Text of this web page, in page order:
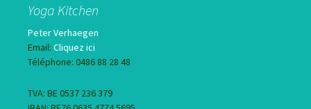
Yoga Kitchen
Peter Verhaegen
Email: Cliquez ici
Téléphone: 0486 88 28 48
TVA: BE 0537 236 379